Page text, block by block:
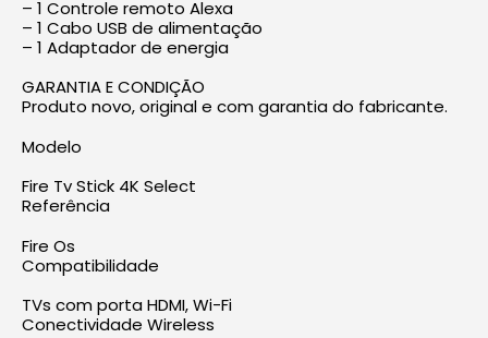
– 1 Controle remoto Alexa
– 1 Cabo USB de alimentação
– 1 Adaptador de energia
GARANTIA E CONDIÇÃO
Produto novo, original e com garantia do fabricante.
Modelo
Fire Tv Stick 4K Select
Referência
Fire Os
Compatibilidade
TVs com porta HDMI, Wi-Fi
Conectividade Wireless